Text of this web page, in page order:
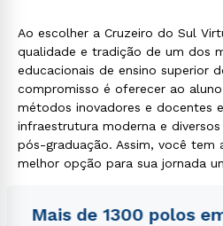
Ao escolher a Cruzeiro do Sul
qualidade e tradição de um dos
educacionais de ensino superior
compromisso é oferecer ao
métodos inovadores e docentes
infraestrutura moderna e
pós-graduação. Assim, você tem
melhor opção para sua jornada
Mais de 1300 polos